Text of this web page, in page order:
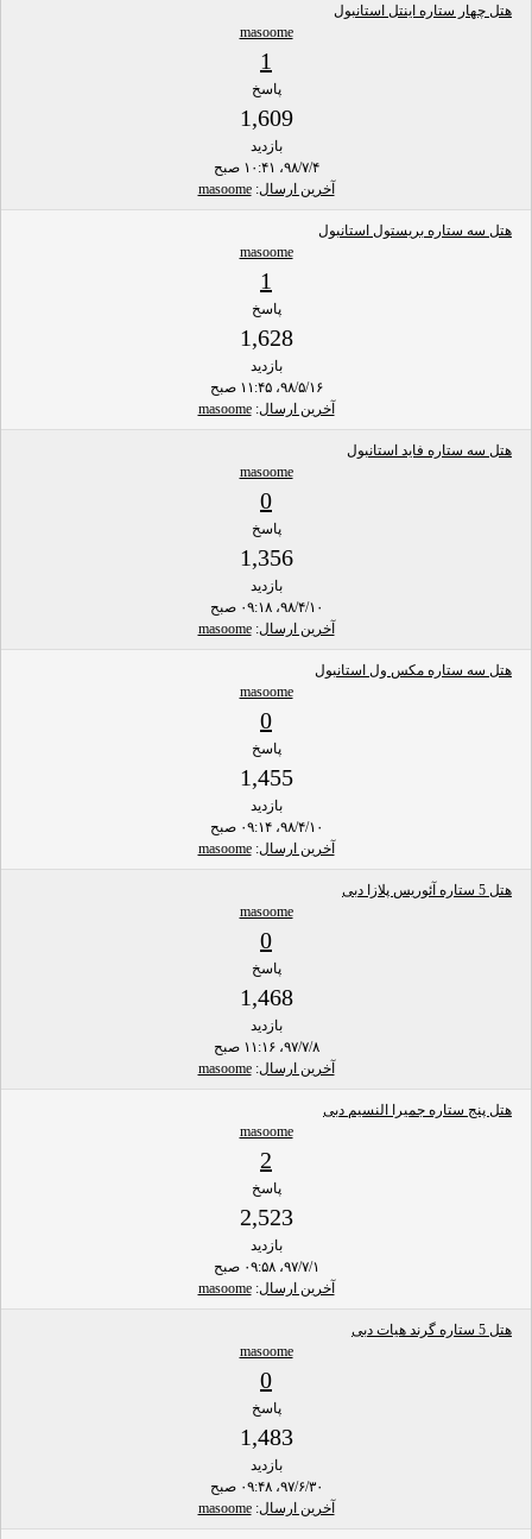
هتل چهار ستاره اینتل استانبول
masoome
1
پاسخ
1,609
بازدید
۹۸/۷/۴، ۱۰:۴۱ صبح
آخرین ارسال:
masoome
هتل سه ستاره بریستول استانبول
masoome
1
پاسخ
1,628
بازدید
۹۸/۵/۱۶، ۱۱:۴۵ صبح
آخرین ارسال:
masoome
هتل سه ستاره فاید استانبول
masoome
0
پاسخ
1,356
بازدید
۹۸/۴/۱۰، ۰۹:۱۸ صبح
آخرین ارسال:
masoome
هتل سه ستاره مکس ول استانبول
masoome
0
پاسخ
1,455
بازدید
۹۸/۴/۱۰، ۰۹:۱۴ صبح
آخرین ارسال:
masoome
هتل 5 ستاره آئوریس پلازا دبی
masoome
0
پاسخ
1,468
بازدید
۹۷/۷/۸، ۱۱:۱۶ صبح
آخرین ارسال:
masoome
هتل پنج ستاره جمیرا النسیم دبی
masoome
2
پاسخ
2,523
بازدید
۹۷/۷/۱، ۰۹:۵۸ صبح
آخرین ارسال:
masoome
هتل 5 ستاره گرند هیات دبی
masoome
0
پاسخ
1,483
بازدید
۹۷/۶/۳۰، ۰۹:۴۸ صبح
آخرین ارسال:
masoome